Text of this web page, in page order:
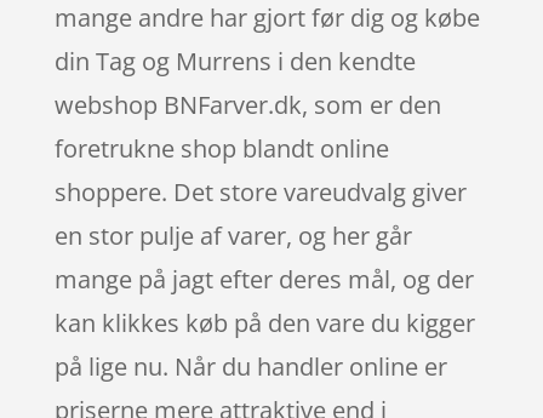
mange andre har gjort før dig og købe
din Tag og Murrens i den kendte
webshop BNFarver.dk, som er den
foretrukne shop blandt online
shoppere. Det store vareudvalg giver
en stor pulje af varer, og her går
mange på jagt efter deres mål, og der
kan klikkes køb på den vare du kigger
på lige nu. Når du handler online er
priserne mere attraktive end i